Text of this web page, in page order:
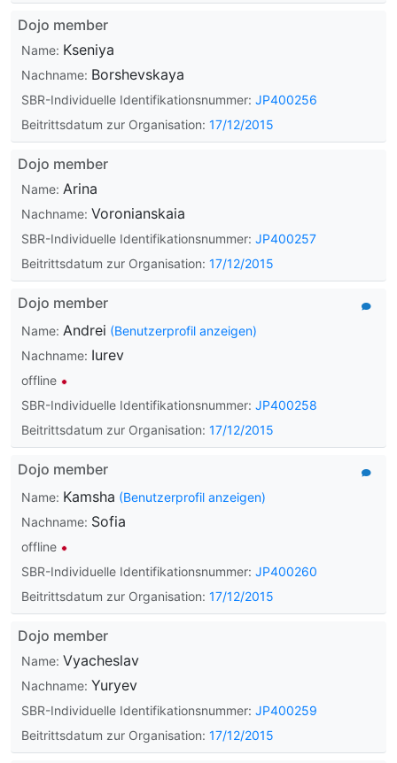
Dojo member
Name: Kseniya
Nachname: Borshevskaya
SBR-Individuelle Identifikationsnummer: JP400256
Beitrittsdatum zur Organisation: 17/12/2015
Dojo member
Name: Arina
Nachname: Voronianskaia
SBR-Individuelle Identifikationsnummer: JP400257
Beitrittsdatum zur Organisation: 17/12/2015
Dojo member
Name: Andrei (Benutzerprofil anzeigen)
Nachname: Iurev
offline
SBR-Individuelle Identifikationsnummer: JP400258
Beitrittsdatum zur Organisation: 17/12/2015
Dojo member
Name: Kamsha (Benutzerprofil anzeigen)
Nachname: Sofia
offline
SBR-Individuelle Identifikationsnummer: JP400260
Beitrittsdatum zur Organisation: 17/12/2015
Dojo member
Name: Vyacheslav
Nachname: Yuryev
SBR-Individuelle Identifikationsnummer: JP400259
Beitrittsdatum zur Organisation: 17/12/2015